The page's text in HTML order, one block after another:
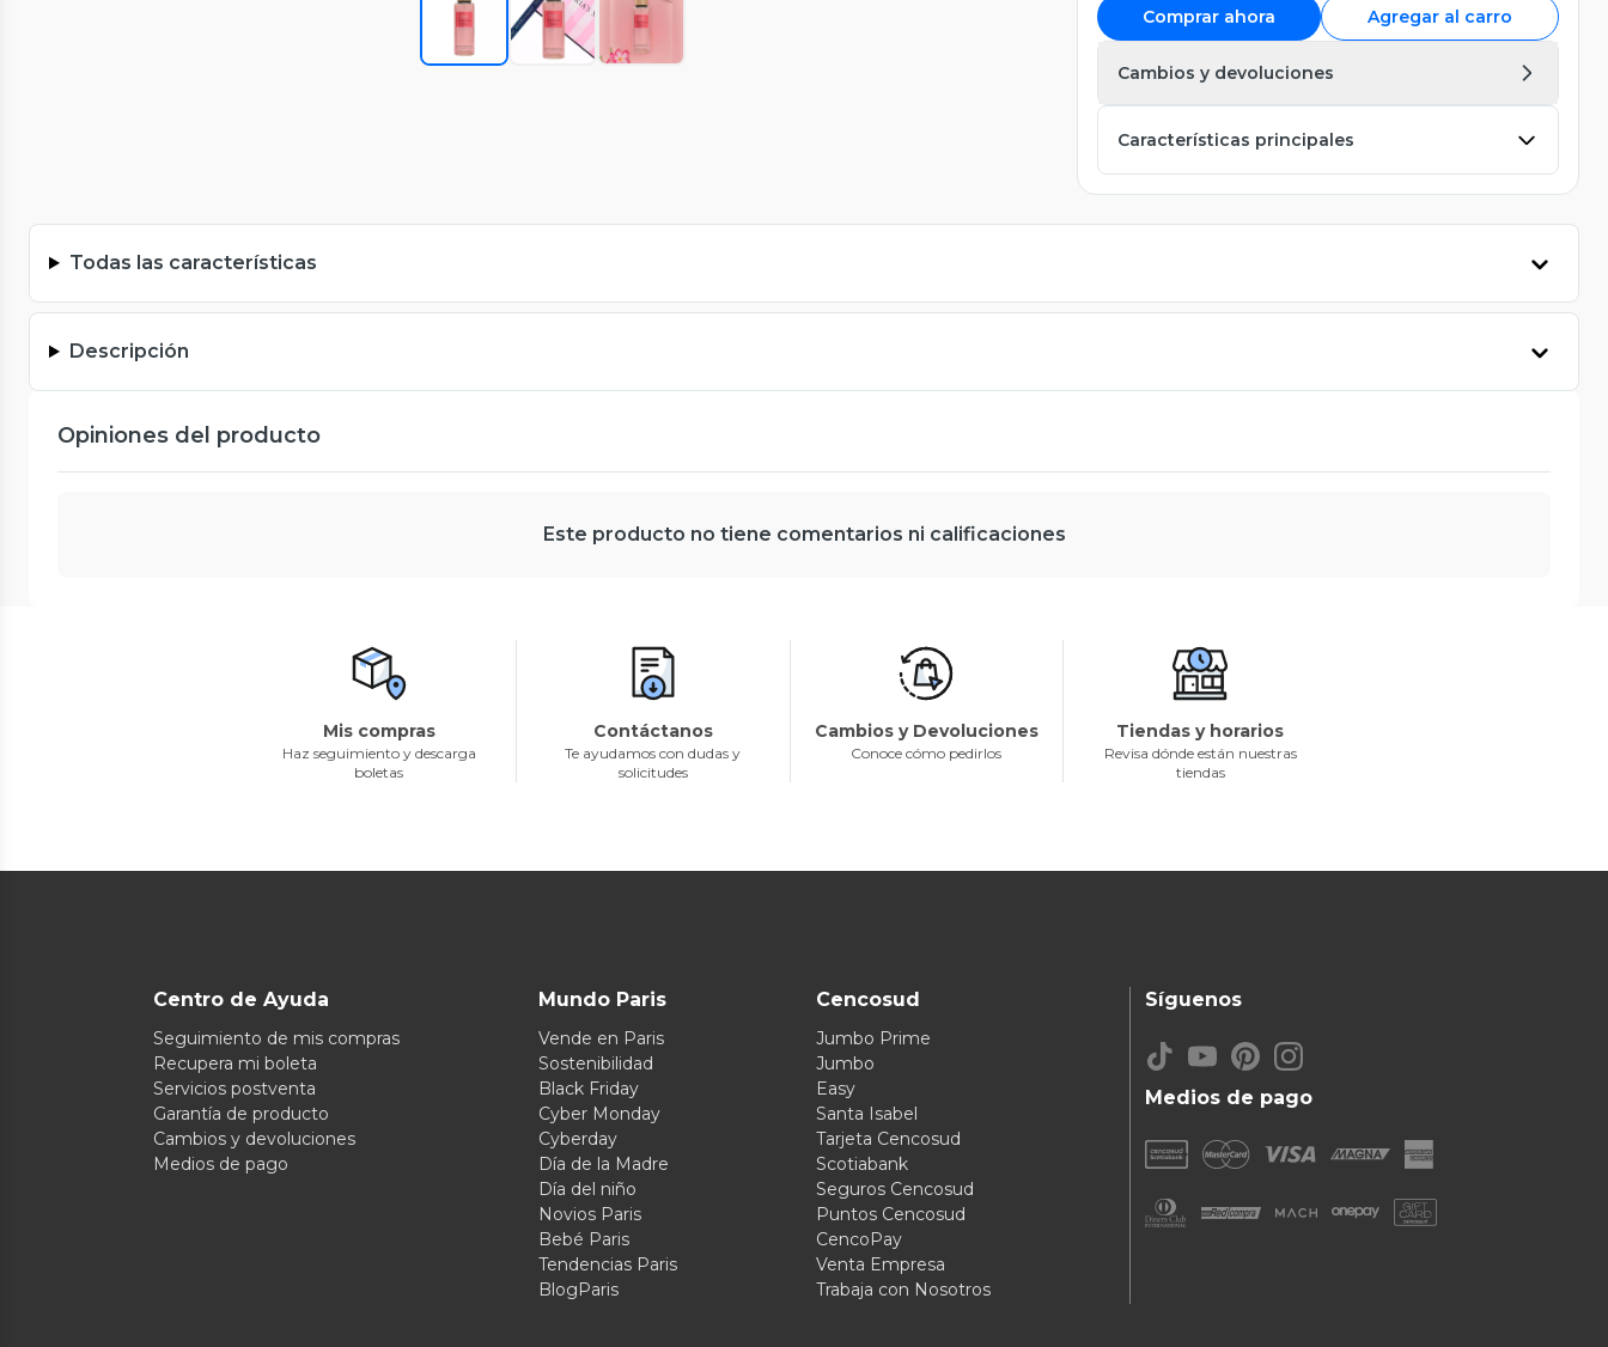
Comprar ahora Agregar al carro
Cambios y devoluciones
Características principales
Todas las características
Descripción
Opiniones del producto
Este producto no tiene comentarios ni calificaciones
Mis compras
Haz seguimiento y descarga
boletas
Contáctanos
Te ayudamos con dudas y
solicitudes
Cambios y Devoluciones
Conoce cómo pedirlos
Tiendas y horarios
Revisa dónde están nuestras
tiendas
Centro de Ayuda
Seguimiento de mis compras
Recupera mi boleta
Servicios postventa
Garantía de producto
Cambios y devoluciones
Medios de pago
Mundo Paris
Vende en Paris
Sostenibilidad
Black Friday
Cyber Monday
Cyberday
Día de la Madre
Día del niño
Novios Paris
Bebé Paris
Tendencias Paris
BlogParis
Cencosud
Jumbo Prime
Jumbo
Easy
Santa Isabel
Tarjeta Cencosud
Scotiabank
Seguros Cencosud
Puntos Cencosud
CencoPay
Venta Empresa
Trabaja con Nosotros
Medios de pago
Síguenos